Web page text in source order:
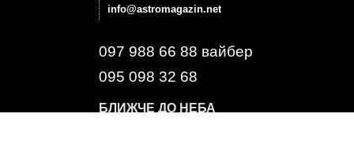
info@astromagazin.net
097 988 66 88 вайбер
095 098 32 68
БЛИЖЧЕ ДО НЕБА